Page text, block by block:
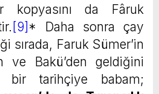
kopyasını da Fâruk
[9] * Daha sonra çay
sırada, Faruk Sümer’in
ve Bakü’den geldiğini
bir tarihçiye babam;